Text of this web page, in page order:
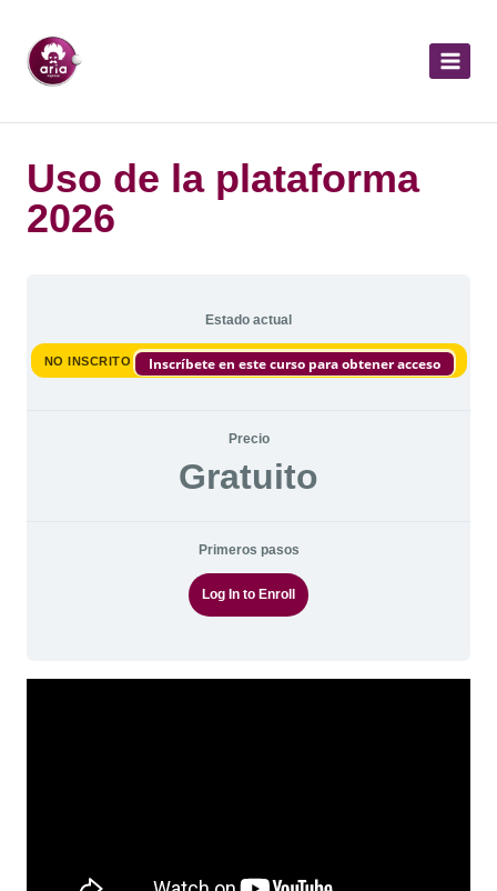
Uso de la plataforma
2026
Estado actual
NO INSCRITO Inscríbete en este curso para obtener acceso
Precio
Gratuito
Primeros pasos
Log In to Enroll